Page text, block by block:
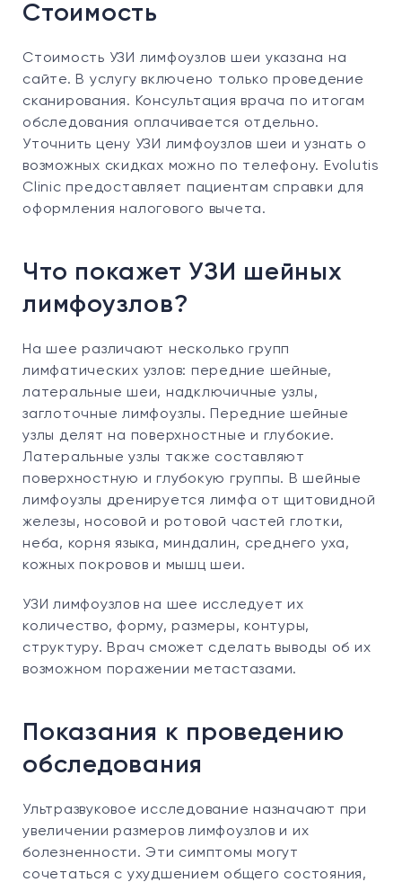
Стоимость
Стоимость УЗИ лимфоузлов шеи указана на
сайте. В услугу включено только проведение
сканирования. Консультация врача по итогам
обследования оплачивается отдельно.
Уточнить цену УЗИ лимфоузлов шеи и узнать о
возможных скидках можно по телефону. Evolutis
Clinic предоставляет пациентам справки для
оформления налогового вычета.
Что покажет УЗИ шейных
лимфоузлов?
На шее различают несколько групп
лимфатических узлов: передние шейные,
латеральные шеи, надключичные узлы,
заглоточные лимфоузлы. Передние шейные
узлы делят на поверхностные и глубокие.
Латеральные узлы также составляют
поверхностную и глубокую группы. В шейные
лимфоузлы дренируется лимфа от щитовидной
железы, носовой и ротовой частей глотки,
неба, корня языка, миндалин, среднего уха,
кожных покровов и мышц шеи.
УЗИ лимфоузлов на шее исследует их
количество, форму, размеры, контуры,
структуру. Врач сможет сделать выводы об их
возможном поражении метастазами.
Показания к проведению
обследования
Ультразвуковое исследование назначают при
увеличении размеров лимфоузлов и их
болезненности. Эти симптомы могут
сочетаться с ухудшением общего состояния,